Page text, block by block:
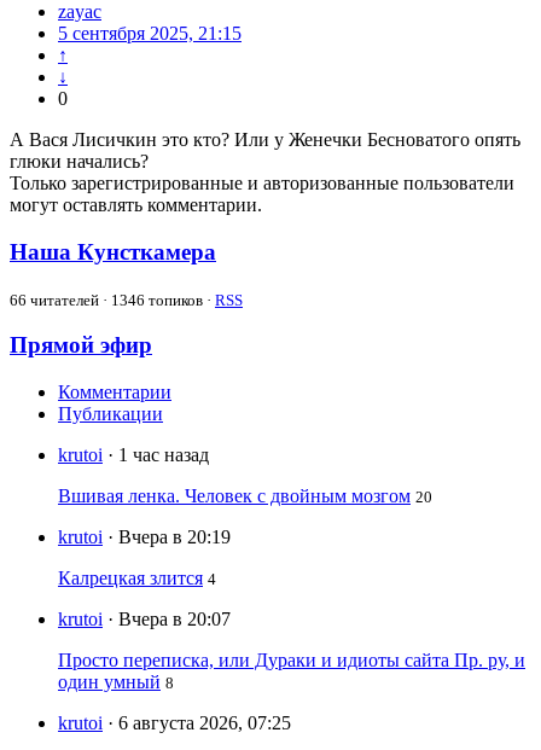
zayac
5 сентября 2025, 21:15
↑
↓
0
А Вася Лисичкин это кто? Или у Женечки Бесноватого опять
глюки начались?
Только зарегистрированные и авторизованные пользователи
могут оставлять комментарии.
Наша Кунсткамера
66 читателей · 1346 топиков · RSS
Прямой эфир
Комментарии
Публикации
krutoi · 1 час назад
Вшивая ленка. Человек с двойным мозгом 20
krutoi · Вчера в 20:19
Калрецкая злится 4
krutoi · Вчера в 20:07
Просто переписка, или Дураки и идиоты сайта Пр. ру, и
один умный 8
krutoi · 6 августа 2026, 07:25